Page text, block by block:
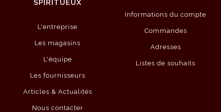
SPIRITUEUX
L'entreprise
Les magasins
L'équipe
Les fournisseurs
Articles & Actualités
Nous contacter
Informations du compte
Commandes
Adresses
Listes de souhaits